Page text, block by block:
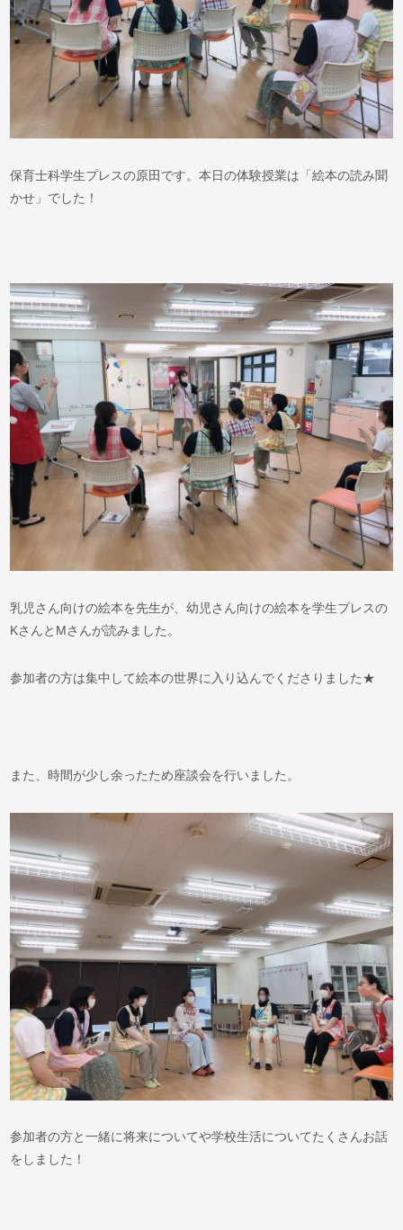
保育士科学生プレスの原田です。本日の体験授業は「絵本の読み聞
かせ」でした！
乳児さん向けの絵本を先生が、幼児さん向けの絵本を学生プレスの
KさんとMさんが読みました。
参加者の方は集中して絵本の世界に入り込んでくださりました★
また、時間が少し余ったため座談会を行いました。
参加者の方と一緒に将来についてや学校生活についてたくさんお話
をしました！